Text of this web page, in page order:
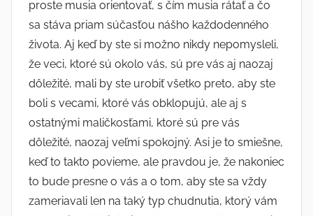
proste musia orientovať, s čím musia rátať a čo
sa stáva priam súčasťou nášho každodenného
života. Aj keď by ste si možno nikdy nepomysleli,
že veci, ktoré sú okolo vás, sú pre vás aj naozaj
dôležité, mali by ste urobiť všetko preto, aby ste
boli s vecami, ktoré vás obklopujú, ale aj s
ostatnými maličkosťami, ktoré sú pre vás
dôležité, naozaj veľmi spokojný. Asi je to smiešne,
keď to takto povieme, ale pravdou je, že nakoniec
to bude presne o vás a o tom, aby ste sa vždy
zameriavali len na taký typ chudnutia, ktorý vám